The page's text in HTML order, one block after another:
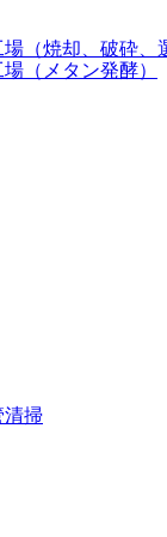
（焼却、破砕、
（メタン発酵）
清掃